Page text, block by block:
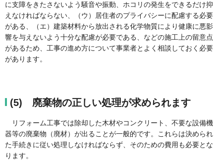
に支障をきたさないよう騒音や振動、ホコリの発生をできるだけ抑
えなければならない、（ウ）居住者のプライバシーに配慮する必要
がある、（エ）建築材料から放出される化学物質により健康に悪影
響を与えないよう十分な配慮が必要である、などの施工上の留意点
があるため、工事の進め方について事業者とよく相談しておく必要
があります。
(5) 廃棄物の正しい処理が求められます
リフォーム工事では除却した木材やコンクリート、不要な設備機
器等の廃棄物（廃材）が出ることが一般的です。これらは決められ
た手続きに従い処理しなければならず、そのための費用も必要とな
ります。